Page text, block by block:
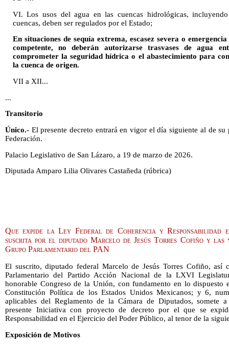
VI. Los usos del agua en las cuencas hidrológicas,
cuencas, deben ser regulados por el Estado;
En situaciones de sequía extrema, escasez severa o
competente, no deberán autorizarse trasvases de agua
comprometer la seguridad hídrica o el abastecimiento para
la cuenca de origen.
VII a XII...
...
Transitorio
Único.- El presente decreto entrará en vigor el día siguiente al de
Federación.
Palacio Legislativo de San Lázaro, a 19 de marzo de 2026.
Diputada Amparo Lilia Olivares Castañeda (rúbrica)
Que expide la Ley Federal de Coherencia y
suscrita por el diputado Marcelo de Jesús Torres Cofiño y
Grupo Parlamentario del PAN
El suscrito, diputado federal Marcelo de Jesús Torres Cofiño,
Parlamentario del Partido Acción Nacional de la LXVI
honorable Congreso de la Unión, con fundamento en lo
Constitución Política de los Estados Unidos Mexicanos; y 6,
aplicables del Reglamento de la Cámara de Diputados, somete
presente Iniciativa con proyecto de decreto por el que se
Responsabilidad en el Ejercicio del Poder Público, al tenor de la
Exposición de Motivos